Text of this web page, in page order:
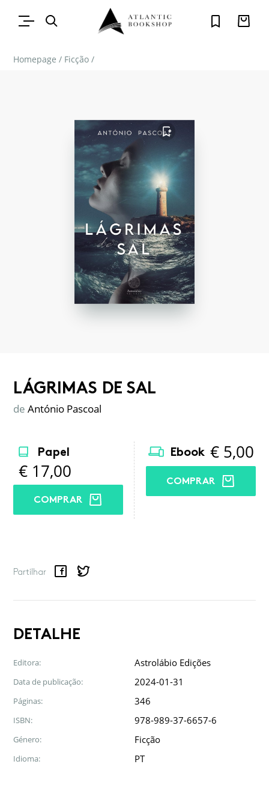
Homepage / Ficção /
FAVORITO
LÁGRIMAS DE SAL
de António Pascoal
Papel
€ 17,00
COMPRAR
Ebook € 5,00
COMPRAR
Partilhar
FacebookTwitter
DETALHE
Editora: Astrolábio Edições
Data de publicação: 2024-01-31
Páginas: 346
ISBN: 978-989-37-6657-6
Género: Ficção
Idioma: PT